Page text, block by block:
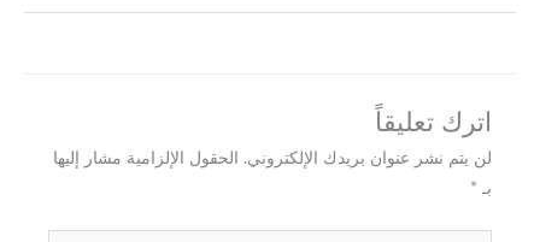
اترك تعليقاً
لن يتم نشر عنوان بريدك الإلكتروني.
الحقول الإلزامية مشار إليها
بـ *